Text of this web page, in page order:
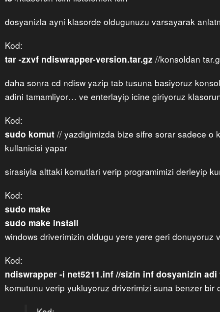
dosyanizla ayni klasorde oldugunuzu varsayarak
Kod:
tar -zxvf ndiswrapper-version.tar.gz //konsoldan
daha sonra cd ndisw yazip tab tusuna basiyoruz
adini tamamliyor… ve enterlayip icine giriyoruz
Kod:
sudo komut // yazdigimizda bize sifre sorar sadece o
kullanicisi yapar
sirasiyla alttaki komutlari verip programimizi derleyip
Kod:
sudo make
sudo make install
windows driverimizin oldugu yere yere geri donuyoruz
Kod:
ndiswrapper -i net5211.inf //sizin inf dosyanizin
komutunu verip yukluyoruz driverimizi suna benzer bir